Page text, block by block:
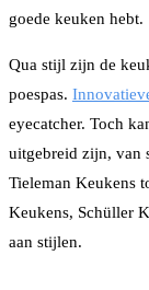
goede keuken hebt.
Qua stijl zijn de
poespas.
eyecatcher. Toch
uitgebreid zijn, van
Tieleman Keukens
Keukens, Schüller
aan stijlen.